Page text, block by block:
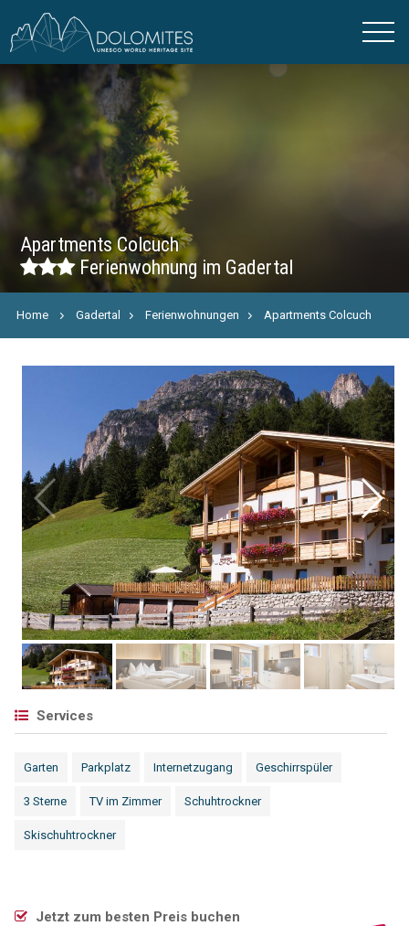
Apartments Colcuch
Ferienwohnung im Gadertal
Home Gadertal Ferienwohnungen Apartments Colcuch
Services
Garten Parkplatz Internetzugang Geschirrspüler
3 Sterne TV im Zimmer Schuhtrockner
Skischuhtrockner
Jetzt zum besten Preis buchen